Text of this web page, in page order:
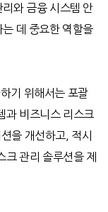
와 금융 시스템 안
데 중요한 역할을
기 위해서는 포괄
과 비즈니스 리스크
을 개선하고
적시
크 관리 솔루션을 제